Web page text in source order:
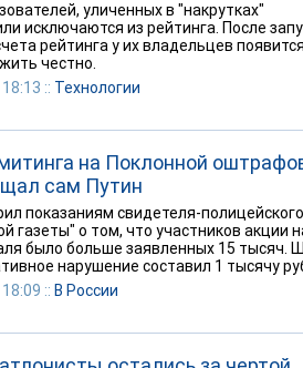
уличенных в "накрутках"
исключаются из рейтинга. После
рейтинга у их владельцев
честно.
:: Технологии
на Поклонной
сам Путин
показаниям свидетеля-
газеты" о том, что участников акции
было больше заявленных 15 тысяч.
нарушение составил 1 тысячу
:: В России